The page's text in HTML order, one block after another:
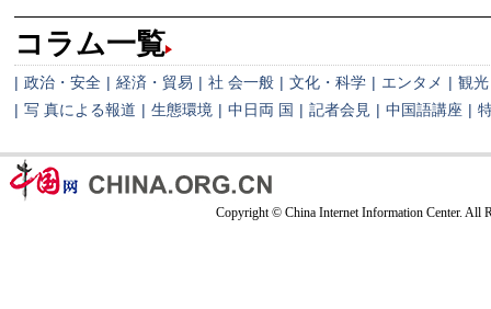
コラム一覧
| 政治・安全 | 経済・貿易 | 社 会一般 | 文化・科学 | エンタメ | 観光
| 写 真による報道 | 生態環境 | 中日両 国 | 記者会見 | 中国語講座 |